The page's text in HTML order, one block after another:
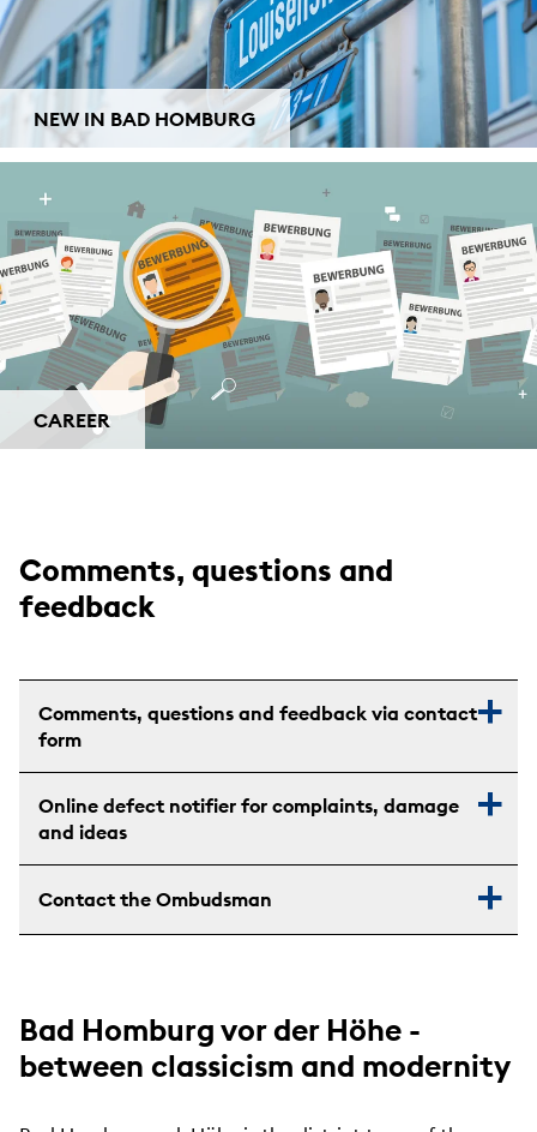
NEW IN BAD HOMBURG
CAREER
Comments, questions and
feedback
Comments, questions and feedback via contact
form
Online defect notifier for complaints, damage
and ideas
Contact the Ombudsman
Bad Homburg vor der Höhe -
between classicism and modernity